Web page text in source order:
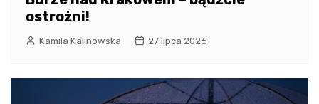
ostrożni!
Kamila Kalinowska 27 lipca 2026